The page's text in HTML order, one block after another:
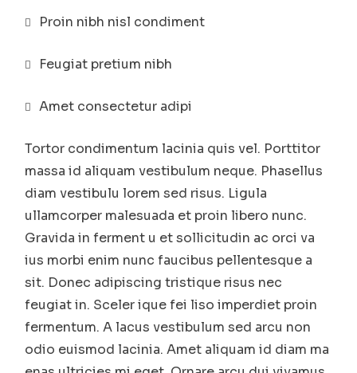
Proin nibh nisl condiment
Feugiat pretium nibh
Amet consectetur adipi
Tortor condimentum lacinia quis vel. Porttitor
massa id aliquam vestibulum neque. Phasellus
diam vestibulu lorem sed risus. Ligula
ullamcorper malesuada et proin libero nunc.
Gravida in ferment u et sollicitudin ac orci va
ius morbi enim nunc faucibus pellentesque a
sit. Donec adipiscing tristique risus nec
feugiat in. Sceler ique fei liso imperdiet proin
fermentum. A lacus vestibulum sed arcu non
odio euismod lacinia. Amet aliquam id diam ma